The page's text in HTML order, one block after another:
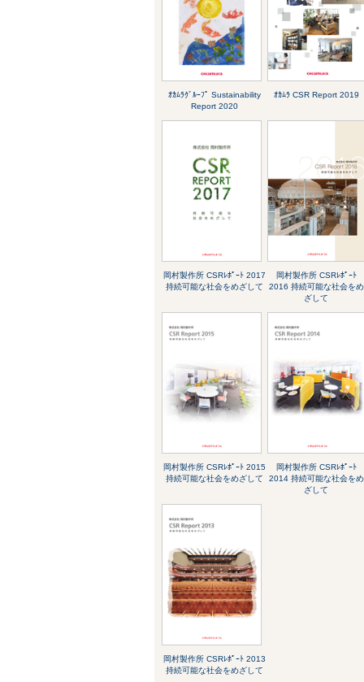
ｵｶﾑﾗｸﾞﾙｰﾌﾟ Sustainability
Report 2020
ｵｶﾑﾗ CSR Report 2019
岡村製作所 CSRﾚﾎﾟｰﾄ 2017
持続可能な社会をめざして
岡村製作所 CSRﾚﾎﾟｰﾄ
2016 持続可能な社会をめ
ざして
岡村製作所 CSRﾚﾎﾟｰﾄ 2015
持続可能な社会をめざして
岡村製作所 CSRﾚﾎﾟｰﾄ
2014 持続可能な社会をめ
ざして
岡村製作所 CSRﾚﾎﾟｰﾄ 2013
持続可能な社会をめざして